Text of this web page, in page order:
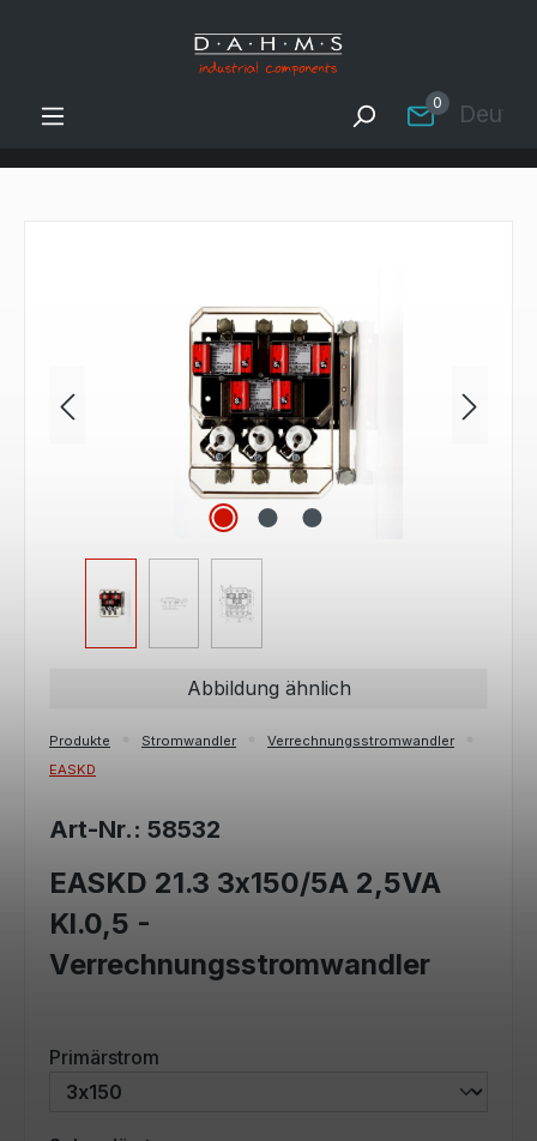
Zum Hauptinhalt springen
0
Abbildung ähnlich
Produkte Stromwandler
Verrechnungsstromwandler
EASKD
Art-Nr.: 58532
EASKD 21.3 3x150/5A 2,5VA
Kl.0,5 -
Verrechnungsstromwandler
Primärstrom